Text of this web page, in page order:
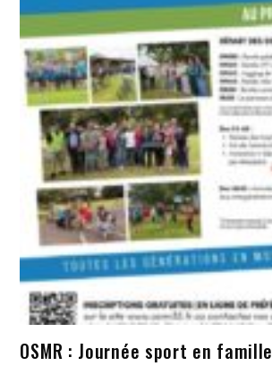
OSMR : Journée sport en famille